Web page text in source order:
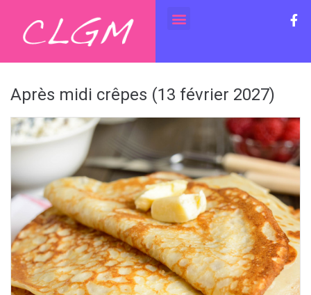
Après midi crêpes (13 février 2027)